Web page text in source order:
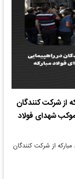
از شرکت کنندگان
شهدای فولاد
از شرکت کنندگان